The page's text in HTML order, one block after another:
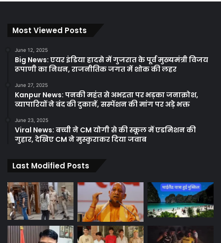
Most Viewed Posts
June 12, 2025
Big News: एयर इंडिया हादसे में गुजरात के पूर्व मुख्यमंत्री विजय
रूपाणी का निधन, राजनीतिक जगत में शोक की लहर
June 27, 2025
Kanpur News: पनकी महंत से अभद्रता पर भड़का जनाक्रोश,
व्यापारियों ने बंद की दुकानें, सस्पेंशन की मांग पर अड़े भक्त
June 23, 2025
Viral News: बच्ची ने CM योगी से की स्कूल में एडमिशन की
गुहार, देखिए CM ने मुस्कुराकर दिया जवाब
Last Modified Posts